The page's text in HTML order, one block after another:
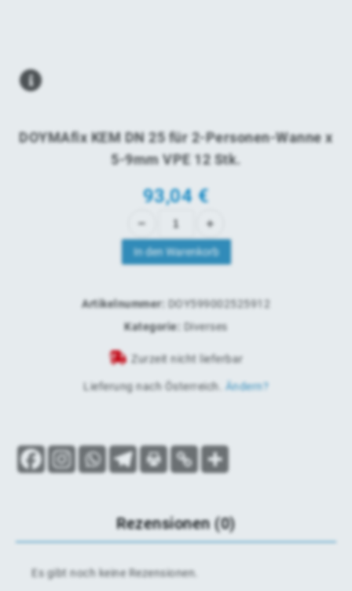
DOYMAfix KEM DN 25 für 2-Personen-Wanne x
5-9mm VPE 12 Stk.
93,04€
In den Warenkorb
Artikelnummer:
DOY599002525912
Kategorie:
Diverses
Zurzeit nicht lieferbar
Lieferung nach Österreich Ändern?
Rezensionen (0)
Es gibt noch keine Rezensionen.